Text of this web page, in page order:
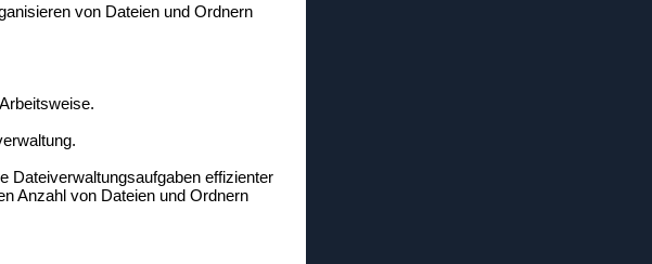
von Dateien und Ordnern
Dateiverwaltungsaufgaben effizienter
Anzahl von Dateien und Ordnern